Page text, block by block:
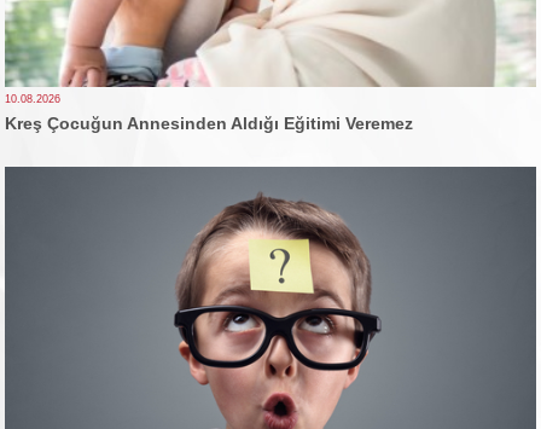
10.08.2026
Kreş Çocuğun Annesinden Aldığı Eğitimi Veremez